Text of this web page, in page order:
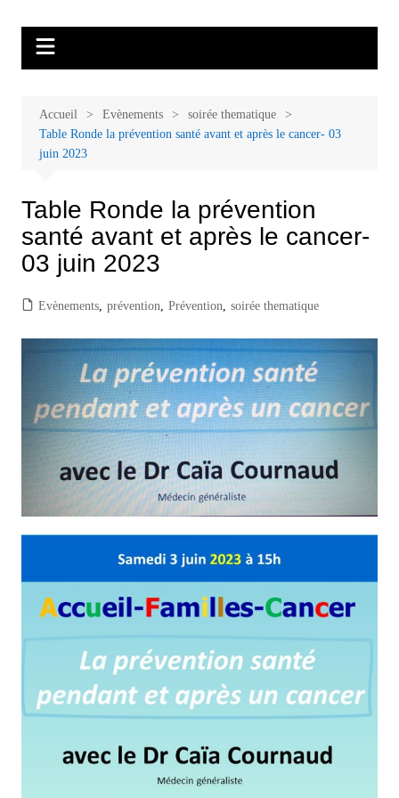
contenu
Malades et proches, Vivre avec et
après le cancer
thérapeutique, sophrologie, sport adapté, art thérapie, musico thérapie…
Accueil Evènements
soirée thematique
Table Ronde la prévention santé avant et après le cancer- 03
juin 2023
Table Ronde la prévention
santé avant et après le cancer-
03 juin 2023
Evènements, prévention Prévention soirée thematique